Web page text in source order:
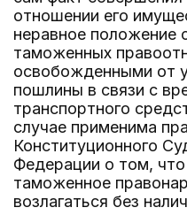
отношении его
неравное положение
таможенных
освобожденными от
пошлины в связи с
транспортного
случае применима
Конституционного
Федерации о том, что
таможенное
возлагаться без